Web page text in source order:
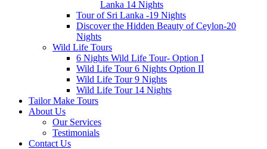
Lanka 14 Nights
Tour of Sri Lanka -19 Nights
Discover the Hidden Beauty of Ceylon-20
Nights
Wild Life Tours
6 Nights Wild Life Tour- Option I
Wild Life Tour 6 Nights Option II
Wild Life Tour 9 Nights
Wild Life Tour 14 Nights
Tailor Make Tours
About Us
Our Services
Testimonials
Contact Us